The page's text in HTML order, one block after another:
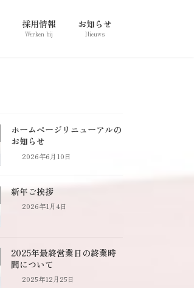
採用情報
Werken bij
お知らせ
Nieuws
ホームページリニューアルの
お知らせ
2026年6月10日
新年ご挨拶
2026年1月4日
2025年最終営業日の終業時
間について
2025年12月25日